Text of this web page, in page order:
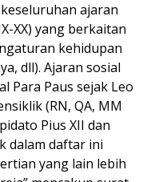
keseluruhan ajaran
XX) yang berkaitan
kehidupan
dll). Ajaran sosial
Para Paus sejak Leo
(RN, QA, MM
Pius XII dan
dalam daftar ini
yang lain lebih